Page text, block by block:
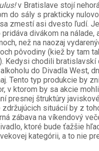
v Bratislave stojí
do sály s prakticky
zmestí asi dvesto ľudí.
divákom na nálade,
než na naozaj
pôvodiny (kiež by tam
Kedysi chodili bratislavskí
do Divadla West,
Tento typ produkcie by
v ktorom by sa akcie
presnej štruktúry
situácií by z
zábava na víkendový
ktoré bude ťažšie
kategórii, a to nie